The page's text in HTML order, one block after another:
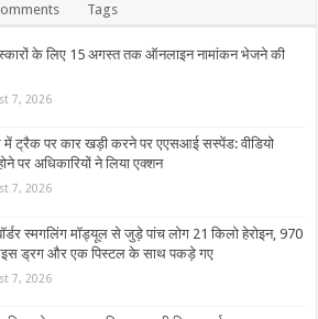
Tags
के लिए 15 अगस्त तक ऑनलाइन नामांकन भेजने की
7, 2026
ट्रैक पर कार खड़ी करने पर एएसआई सस्पेंड: वीडियो
पर अधिकारियों ने लिया एक्शन
7, 2026
स्मगलिंग मॉड्यूल से जुड़े पांच लोग 21 किलो हेरोइन, 970
ड्रग और एक पिस्टल के साथ पकड़े गए
7, 2026